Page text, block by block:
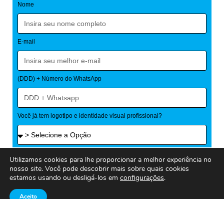
Nome
E-mail
(DDD) + Número do WhatsApp
Você já tem logotipo e identidade visual profissional?
Utilizamos cookies para lhe proporcionar a melhor experiência no
nosso site. Você pode descobrir mais sobre quais cookies
estamos usando ou desligá-los em configurações.
Aceito